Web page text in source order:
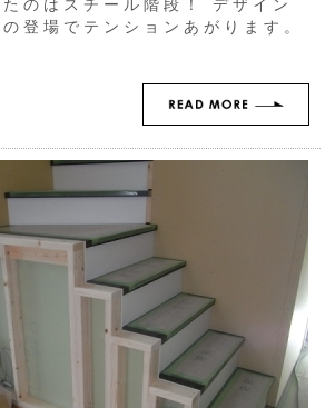
のはスチール階段！ デザイン
登場でテンションあがります。